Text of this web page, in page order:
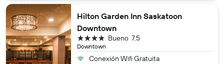
Hilton Garden Inn Saskatoon
Downtown
Downtown
7.5
Bueno
4 estrellas
Conexión Wifi Gratuita